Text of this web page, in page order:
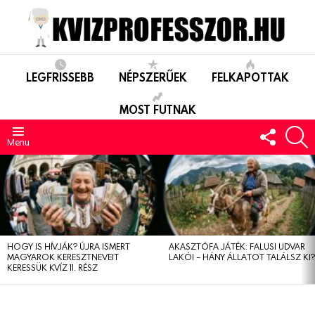
LEGFRISSEBB NÉPSZERŰEK FELKAPOTTAK
MOST FUTNAK
Menu
US
LEGUTÓBBIAK
HOGY IS HÍVJÁK? ÚJRA ISMERT
MAGYAROK KERESZTNEVEIT
KERESSÜK KVÍZ 11. RÉSZ
AKASZTÓFA JÁTÉK: FALUSI UDVAR
LAKÓI – HÁNY ÁLLATOT TALÁLSZ KI?